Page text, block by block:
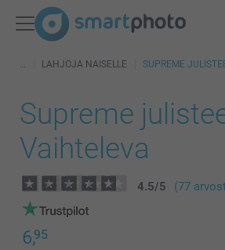
LAHJOJA NAISELLE SUPREME
Supreme
Vaihteleva
4.5/5 (77
6,95